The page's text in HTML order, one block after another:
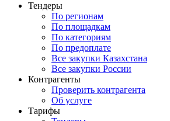
Тендеры
По регионам
По площадкам
По категориям
По предоплате
Все закупки Казахстана
Все закупки России
Контрагенты
Проверить контрагента
Об услуге
Тарифы